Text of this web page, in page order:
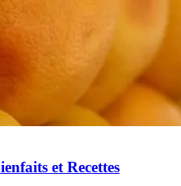
et Recettes